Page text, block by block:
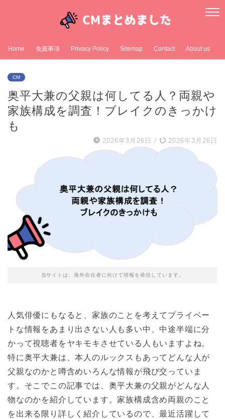
Home 免責事項 Privacy Policy Sitemap Contact About us
CM
奥平大兼の父親は何してる人？両親や
家族構成を調査！ブレイクのきっかけ
も
2026年3月26日 / 2026年3月26日
当サイトは、海外在住者に向けて情報を発信しています。
人気俳優にもなると、家族のことを考えてプライベー
トな情報をあまり出さない人も多い中、中途半端に分
かって視聴者をヤキモキさせている人もいますよね。
特に奥平大兼は、本人のルックスもあってどんな人が
父親なのかと噂含めいろんな情報が飛び交っていま
す。そこでこの記事では、奥平大兼の父親がどんな人
物なのかを紹介しています。家族構成含め両親のこと
を出来る限り詳しく紹介しているので、最近活躍して